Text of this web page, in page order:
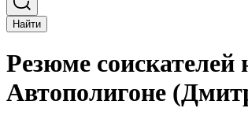
Найти
Резюме соискателей
Автополигоне